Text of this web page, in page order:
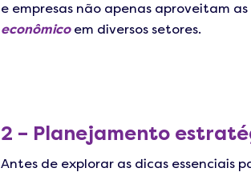
e empresas não apenas aproveitam
econômicoem diversos setores.
2 – Planejamento
Antes de explorar as dicas essenciais